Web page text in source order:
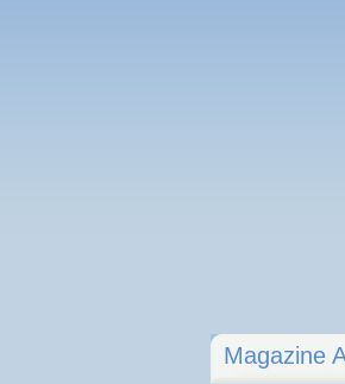
Magazine